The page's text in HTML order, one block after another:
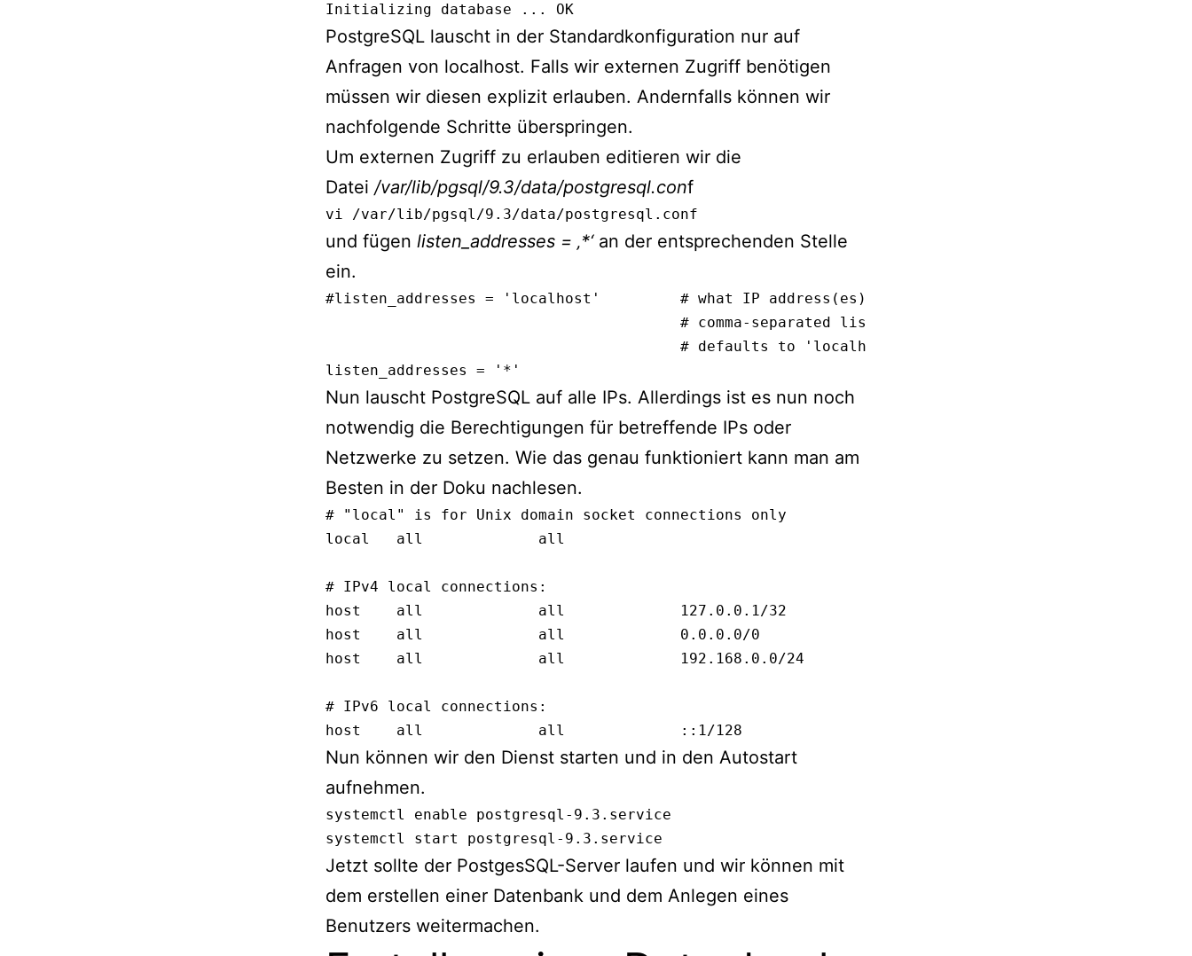
Initializing database ... OK
PostgreSQL lauscht in der Standardkonfiguration nur auf
Anfragen von localhost. Falls wir externen Zugriff benötigen
müssen wir diesen explizit erlauben. Andernfalls können wir
nachfolgende Schritte überspringen.
Um externen Zugriff zu erlauben editieren wir die
Datei /var/lib/pgsql/9.3/data/postgresql.conf
vi /var/lib/pgsql/9.3/data/postgresql.conf
und fügen listen_addresses = ‚*‘an der entsprechenden Stelle
ein.
#listen_addresses = 'localhost'         # what IP address(es) to listen on;
                                        # comma-separated list of addresses;
                                        # defaults to 'localhost'; use '*' for all
listen_addresses = '*'
Nun lauscht PostgreSQL auf alle IPs. Allerdings ist es nun noch
notwendig die Berechtigungen für betreffende IPs oder
Netzwerke zu setzen. Wie das genau funktioniert kann man am
Besten in der Doku nachlesen.
# "local" is for Unix domain socket connections only
local   all             all                                     peer
# IPv4 local connections:
host    all             all             127.0.0.1/32            md5
host    all             all             0.0.0.0/0               md5
host    all             all             192.168.0.0/24          md5
# IPv6 local connections:
host    all             all             ::1/128                 md5
Nun können wir den Dienst starten und in den Autostart
aufnehmen.
systemctl enable postgresql-9.3.service
systemctl start postgresql-9.3.service
Jetzt sollte der PostgesSQL-Server laufen und wir können mit
dem erstellen einer Datenbank und dem Anlegen eines
Benutzers weitermachen.